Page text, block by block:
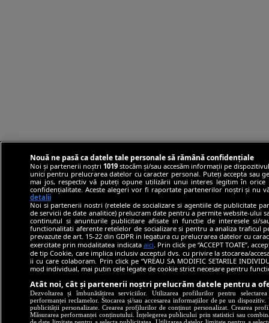
Nouă ne pasă ca datele tale personale să rămână confidențiale
Noi și partenerii noștri 1019stocăm și/sau accesăm informații pe
unici pentru prelucrarea datelor cu caracter personal. Puteți accepta sau
mai jos, respectiv vă puteți opune utilizării unui interes legitim în
confidențialitate. Aceste alegeri vor fi raportate partenerilor noștri și nu
detalii
Noi si partenerii nostri (retelele de socializare si agentiile de publicitate
de servicii de date analitice) prelucram date pentru a permite website-ului
continutul si anunturile publicitare afisate in functie de interesele si/
functionalitati aferente retelelor de socializare si pentru a analiza traficul
prevazute de art. 15-22 din GDPR in legatura cu prelucrarea datelor cu
exercitate prin modalitatea indicata aici . Prin click pe “ACCEPT TOATE”,
de tip Cookie, care implica inclusiv acceptul dvs. cu privire la stocarea/
ii cu care colaboram. Prin click pe “VREAU SA MODIFIC SETARILE
mod individual, mai putin cele legate de cookie strict necesare pentru
Atât noi, cât și partenerii noștri prelucrăm datele pentru a
Dezvoltarea și îmbunătățirea serviciilor. Utilizarea profilurilor pentru
performanței reclamelor. Stocarea și/sau accesarea informațiilor de pe un
publicității personalizate. Crearea profilurilor de conținut personalizat. Crearea
Măsurarea performanței conținutului. Înțelegerea publicului prin statistici sau